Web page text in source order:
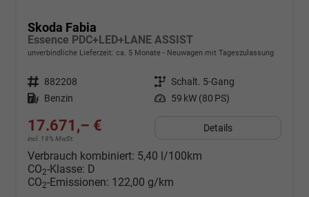
Skoda Fabia
Essence PDC+LED+LANE ASSIST
unverbindliche Lieferzeit: ca. 5 Monate Neuwagen mit Tageszulassung
Fahrzeugnr. 882208 Getriebe Schalt. 5-Gang
Kraftstoff Benzin Leistung 59 kW (80 PS)
17.671,– €
incl. 19% MwSt.
Details
Verbrauch kombiniert: 5,40 l/100km
CO2-Klasse: D
CO2-Emissionen: 122,00 g/km